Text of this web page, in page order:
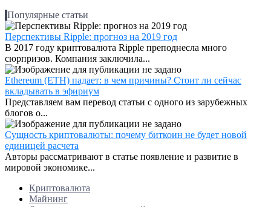
Популярные статьи
Перспективы Ripple: прогноз на 2019 год
В 2017 году криптовалюта Ripple преподнесла много
сюрпризов. Компания заключила...
Ethereum (ETH) падает: в чем причины? Стоит ли сейчас
вкладывать в эфириум
Представляем вам перевод статьи с одного из зарубежных
блогов о...
Сущность криптовалюты: почему биткоин не будет новой
единицей расчета
Авторы рассматривают в статье появление и развитие в
мировой экономике...
Криптовалюта
Майнинг